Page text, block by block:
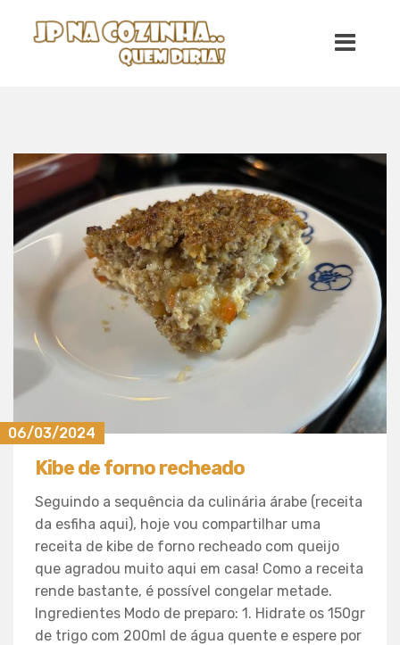
06/03/2024
Kibe de forno recheado
Seguindo a sequência da culinária árabe (receita
da esfiha aqui), hoje vou compartilhar uma
receita de kibe de forno recheado com queijo
que agradou muito aqui em casa! Como a receita
rende bastante, é possível congelar metade.
Ingredientes Modo de preparo: 1. Hidrate os 150gr
de trigo com 200ml de água quente e espere por